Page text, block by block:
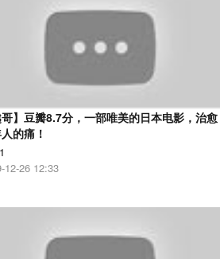
哥】豆瓣8.7分，一部唯美的日本电影，治愈
的痛！
12-26 12:33